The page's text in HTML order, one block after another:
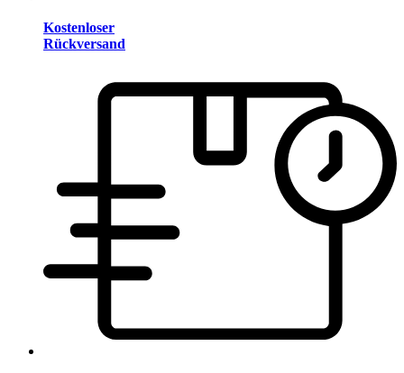
Kostenloser
Rückversand